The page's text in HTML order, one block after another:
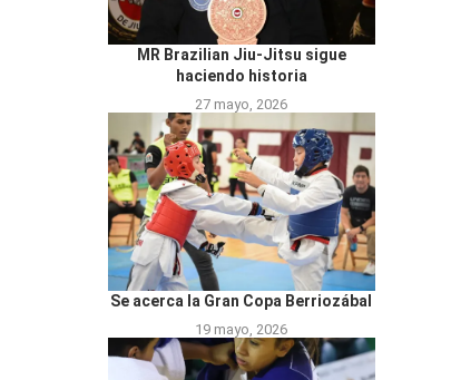
MR Brazilian Jiu-Jitsu sigue
haciendo historia
27 mayo, 2026
Se acerca la Gran Copa Berriozábal
19 mayo, 2026